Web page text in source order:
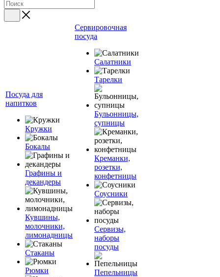
Посуда для
напитков
Кружки
Бокалы
Графины и
декандеры
Кувшины,
молочники,
лимонадницы
Стаканы
Рюмки
Сервировочная
посуда
Салатники
Тарелки
Бульонницы,
супницы
Креманки,
розетки,
конфетницы
Соусники
Сервизы,
наборы
посуды
Пепельницы